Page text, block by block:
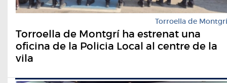
Torroella de Montgrí
Torroella de Montgrí ha estrenat una
oficina de la Policia Local al centre de la
vila